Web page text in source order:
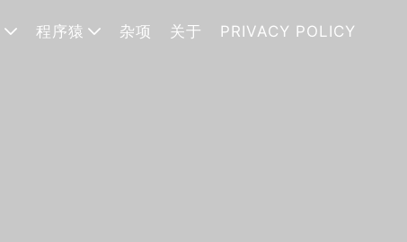
程序猿 杂项 关于 PRIVACY POLICY